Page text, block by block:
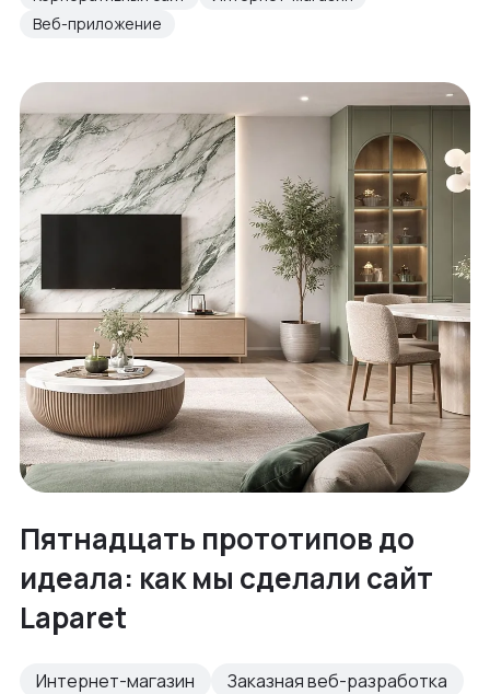
Веб-приложение
Пятнадцать прототипов до
идеала: как мы сделали сайт
Laparet
Интернет-магазин
Заказная веб-разработка